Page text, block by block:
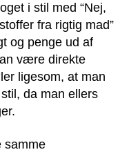
i stil med “Nej,
fra rigtig mad”
og penge ud af
være direkte
ligesom, at man
da man ellers
samme